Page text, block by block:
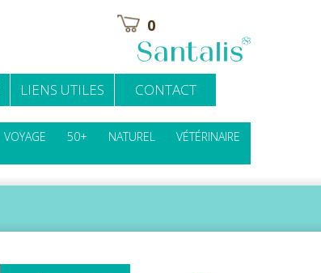
LIENS UTILES CONTACT
0
VOYAGE 50+ NATUREL VÉTÉRINAIRE